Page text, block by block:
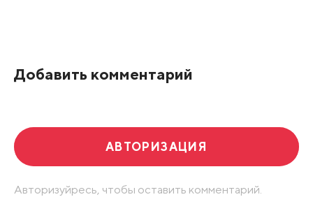
Добавить комментарий
АВТОРИЗАЦИЯ
Авторизуйресь, чтобы оставить комментарий.